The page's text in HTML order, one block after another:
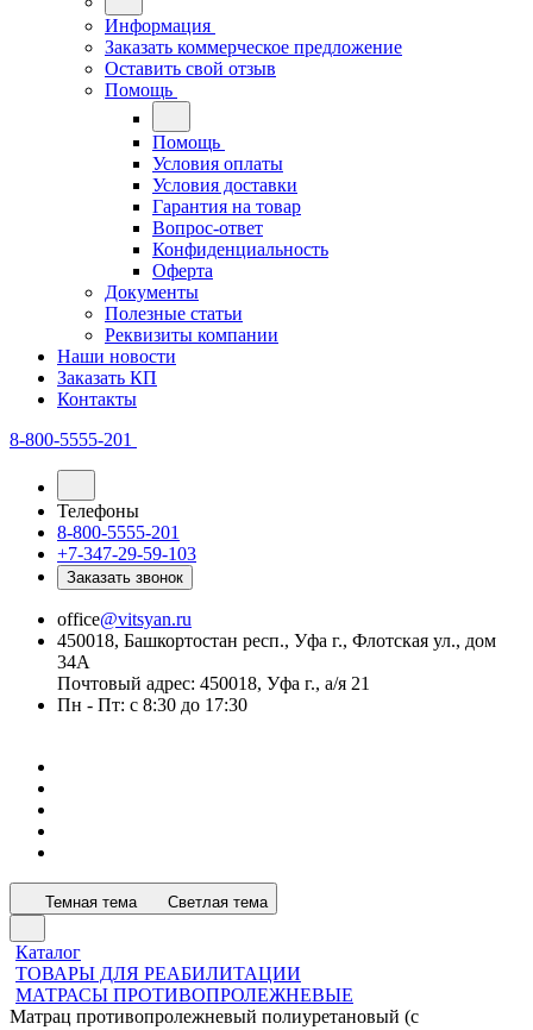
Информация
Заказать коммерческое предложение
Оставить свой отзыв
Помощь
Помощь
Условия оплаты
Условия доставки
Гарантия на товар
Вопрос-ответ
Конфиденциальность
Оферта
Документы
Полезные статьи
Реквизиты компании
Наши новости
Заказать КП
Контакты
8-800-5555-201
Телефоны
8-800-5555-201
+7-347-29-59-103
Заказать звонок
office@vitsyan.ru
450018, Башкортостан респ., Уфа г., Флотская ул., дом
34А
Почтовый адрес: 450018, Уфа г., а/я 21
Пн - Пт: с 8:30 до 17:30
Темная тема Светлая тема
Каталог
ТОВАРЫ ДЛЯ РЕАБИЛИТАЦИИ
МАТРАСЫ ПРОТИВОПРОЛЕЖНЕВЫЕ
Матрац противопролежневый полиуретановый (с